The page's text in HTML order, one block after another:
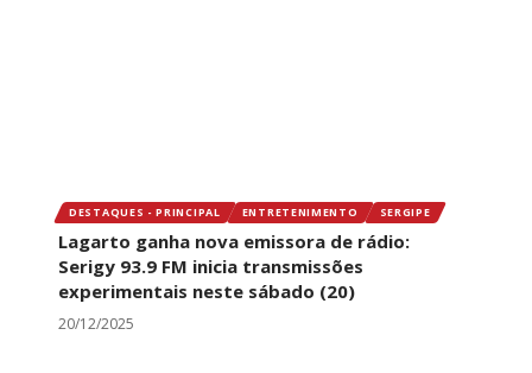
DESTAQUES - PRINCIPAL ENTRETENIMENTO SERGIPE
Lagarto ganha nova emissora de rádio:
Serigy 93.9 FM inicia transmissões
experimentais neste sábado (20)
20/12/2025